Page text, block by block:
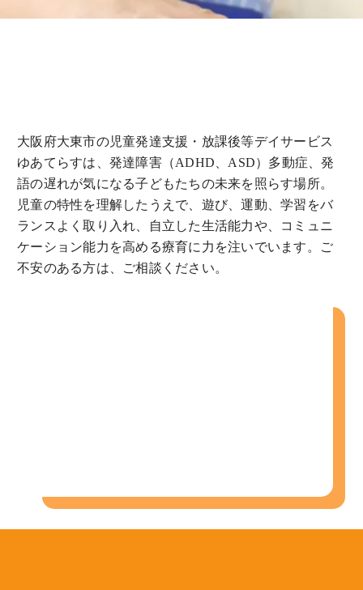
大阪府大東市の児童発達支援・放課後等デイサービス
ゆあてらすは、発達障害（ADHD、ASD）多動症、発
語の遅れが気になる子どもたちの未来を照らす場所。
児童の特性を理解したうえで、遊び、運動、学習をバ
ランスよく取り入れ、自立した生活能力や、コミュニ
ケーション能力を高める療育に力を注いでいます。ご
不安のある方は、ご相談ください。